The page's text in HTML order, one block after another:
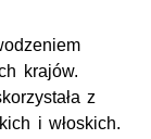
krajów.
z
i włoskich.